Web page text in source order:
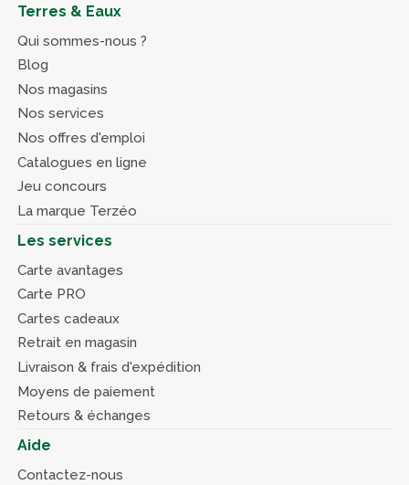
Terres & Eaux
Qui sommes-nous ?
Blog
Nos magasins
Nos services
Nos offres d'emploi
Catalogues en ligne
Jeu concours
La marque Terzéo
Les services
Carte avantages
Carte PRO
Cartes cadeaux
Retrait en magasin
Livraison & frais d'expédition
Moyens de paiement
Retours & échanges
Aide
Contactez-nous